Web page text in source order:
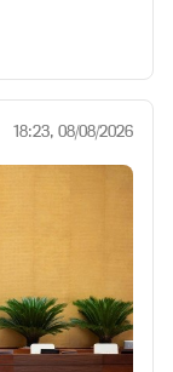
18:23, 08/08/2026